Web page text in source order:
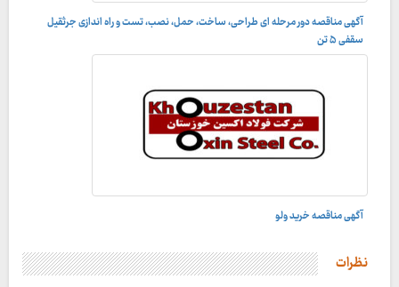
آگهی مناقصه دور مرحله ای طراحی، ساخت، حمل، نصب، تست و راه اندازى جرثقيل
سقفى ۵ تن
آگهی مناقصه خرید ولو
نظرات